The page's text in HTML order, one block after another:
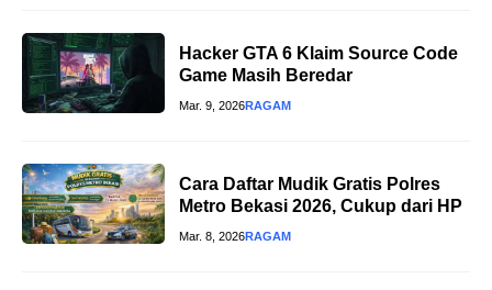
Hacker GTA 6 Klaim Source Code
Game Masih Beredar
Mar. 9, 2026RAGAM
Cara Daftar Mudik Gratis Polres
Metro Bekasi 2026, Cukup dari HP
Mar. 8, 2026RAGAM